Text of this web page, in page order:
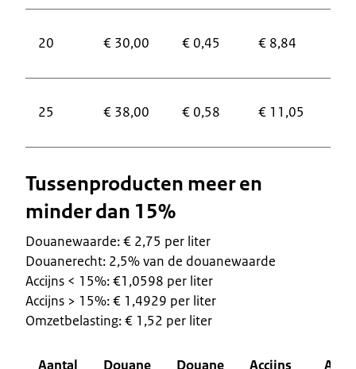
20 € 30,00 € 0,45 € 8,84
25 € 38,00 € 0,58 € 11,05
Tussenproducten meer en
minder dan 15%
Douanewaarde: € 2,75 per liter
Douanerecht: 2,5% van de douanewaarde
Accijns < 15%: €1,0598 per liter
Accijns > 15%: € 1,4929 per liter
Omzetbelasting: € 1,52 per liter
Aantal
Douane
Douane
Accijns